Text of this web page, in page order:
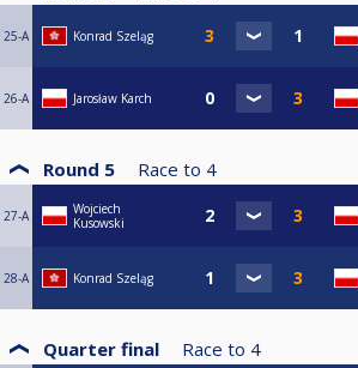
25-A Konrad Szeląg
26-A Jarosław Karch
Round 5 Race to 4
27-A
Wojciech
Kusowski
28-A Konrad Szeląg
Quarter final Race to 4